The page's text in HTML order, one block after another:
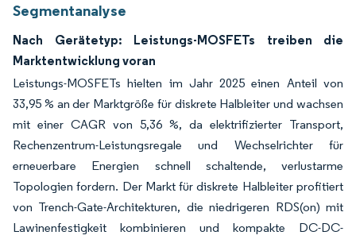
Segmentanalyse
Nach Gerätetyp: Leistungs-MOSFETs treiben die
Marktentwicklung voran
Leistungs-MOSFETs hielten im Jahr 2025 einen Anteil von
33,95 % an der Marktgröße für diskrete Halbleiter und wachsen
mit einer CAGR von 5,36 %, da elektrifizierter Transport,
Rechenzentrum-Leistungsregale und Wechselrichter für
erneuerbare Energien schnell schaltende, verlustarme
Topologien fordern. Der Markt für diskrete Halbleiter profitiert
von Trench-Gate-Architekturen, die niedrigeren RDS(on) mit
Lawinenfestigkeit kombinieren und kompakte DC-DC-